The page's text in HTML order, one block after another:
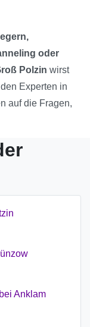
oder
Polzin wirst
Experten in
auf die Fragen,
Anklam